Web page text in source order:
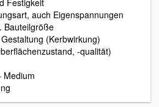
Festigkeit
auch Eigenspannungen
Bauteilgröße
(Kerbwirkung)
-qualität)
Medium